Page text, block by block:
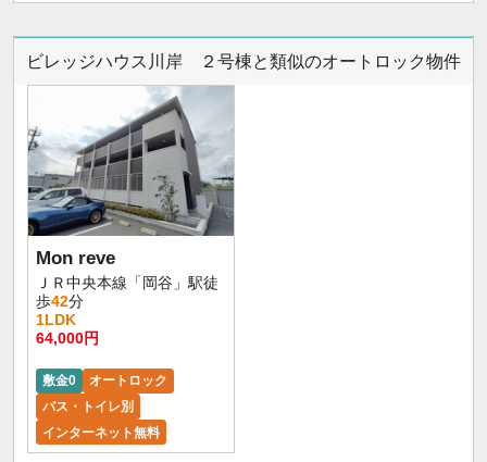
ビレッジハウス川岸 ２号棟と類似のオートロック物件
Mon reve
ＪＲ中央本線「岡谷」駅徒
歩42分
1LDK
64,000円
敷金0
オートロック
バス・トイレ別
インターネット無料